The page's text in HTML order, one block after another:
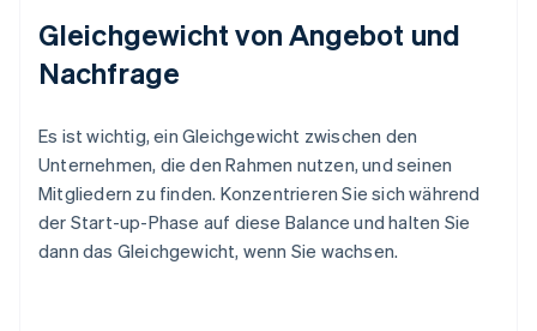
Gleichgewicht von Angebot und
Nachfrage
Es ist wichtig, ein Gleichgewicht zwischen den
Unternehmen, die den Rahmen nutzen, und seinen
Mitgliedern zu finden. Konzentrieren Sie sich während
der Start-up-Phase auf diese Balance und halten Sie
dann das Gleichgewicht, wenn Sie wachsen.